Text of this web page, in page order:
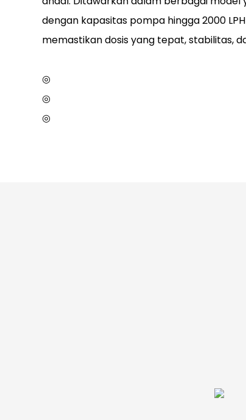
dengan kapasitas pompa hingga 2000
memastikan dosis yang tepat, stabilitas,
◎
◎
◎